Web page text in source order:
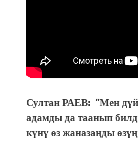
Султан РАЕВ: “Мен
адамды да таанып
күнү өз жаназаңды